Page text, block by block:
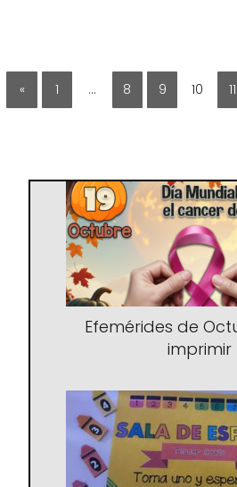
« 1 … 8 9 10 11
Efemérides de
imprimir